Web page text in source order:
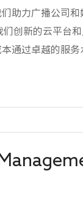
助力广播公司
创新的云平台
通过卓越的服
我们的客户能